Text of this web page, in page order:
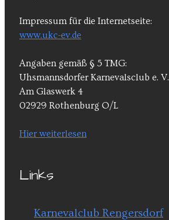
Impressum für die Internetseite:
www.ukc-ev.de
Angaben gemäß § 5 TMG:
Uhsmannsdorfer Karnevalsclub e. V.
Am Glaswerk 4
02929 Rothenburg O/L
Hier weiterlesen
Links
Karnevalclub Rengersdorf